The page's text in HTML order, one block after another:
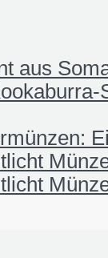
aus